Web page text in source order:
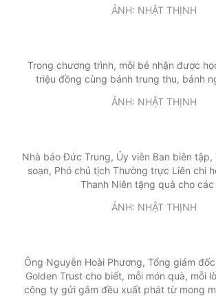
ẢNH: NHẬT THỊNH
Trong chương trình, mỗi bé nhận được
triệu đồng cùng bánh trung thu, bánh
ẢNH: NHẬT THỊNH
Nhà báo Đức Trung, Ủy viên Ban biên
soạn, Phó chủ tịch Thường trực Liên chi
Thanh Niên tặng quà cho các
ẢNH: NHẬT THỊNH
Ông Nguyễn Hoài Phương, Tổng giám
Golden Trust cho biết, mỗi món quà, mỗi
công ty gửi gắm đều xuất phát từ mong